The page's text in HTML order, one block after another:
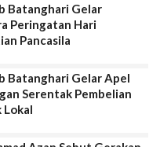
Batanghari Gelar
Peringatan Hari
Pancasila
Batanghari Gelar Apel
Serentak Pembelian
Lokal